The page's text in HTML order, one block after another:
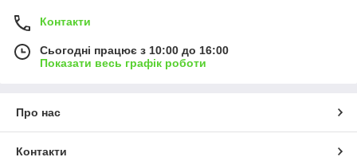
Контакти
Сьогодні працює з 10:00 до 16:00
Показати весь графік роботи
Про нас
Контакти